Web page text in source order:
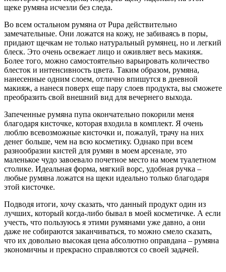
щеке румяна исчезли без следа.
Во всем остальном румяна от Pupa действительно
замечательные. Они ложатся на кожу, не забиваясь в поры,
придают щечкам не только натуральный румянец, но и легкий
блеск. Это очень освежает лицо и оживляет весь макияж.
Более того, можно самостоятельно варьировать количество
блесток и интенсивность цвета. Таким образом, румяна,
нанесенные одним слоем, отлично впишутся в дневной
макияж, а нанеся поверх еще пару слоев продукта, вы сможете
преобразить свой внешний вид для вечернего выхода.
Запеченные румяна пупа окончательно покорили меня
благодаря кисточке, которая входила в комплект. Я очень
люблю всевозможные кисточки и, пожалуй, трачу на них
денег больше, чем на всю косметику. Однако при всем
разнообразии кистей для румян в моем арсенале, это
маленькое чудо завоевало почетное место на моем туалетном
столике. Идеальная форма, мягкий ворс, удобная ручка –
любые румяна ложатся на щеки идеально только благодаря
этой кисточке.
Подводя итоги, хочу сказать, что данный продукт один из
лучших, который когда-либо бывал в моей косметичке. А если
учесть, что пользуюсь я этими румянами уже давно, а они
даже не собираются заканчиваться, то можно смело сказать,
что их довольно высокая цена абсолютно оправдана – румяна
экономичны и прекрасно справляются со своей задачей.